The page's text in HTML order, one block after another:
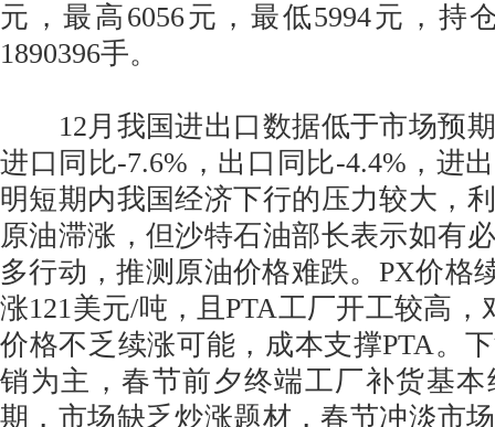
元，最高6056元，最低5994元，持
1890396手。
12月我国进出口数据低于市场预期
进口同比-7.6%，出口同比-4.4%，进
明短期内我国经济下行的压力较大，
原油滞涨，但沙特石油部长表示如有
多行动，推测原油价格难跌。PX价格
涨121美元/吨，且PTA工厂开工较高，
价格不乏续涨可能，成本支撑PTA。
销为主，春节前夕终端工厂补货基
期，市场缺乏炒涨题材，春节冲淡市